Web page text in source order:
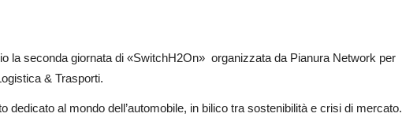
la seconda giornata di «SwitchH2On» organizzata da Pianura Network per
& Trasporti.
dedicato al mondo dell’automobile, in bilico tra sostenibilità e crisi di mercato.